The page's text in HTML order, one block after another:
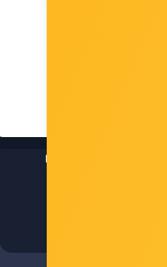
Roline adapter USB2.0,